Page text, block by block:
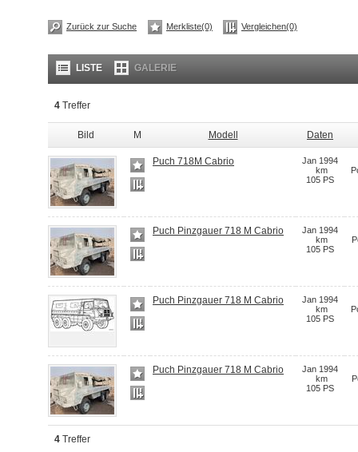
Merkliste(0) Vergleichen(0)
LISTE GALERIE
4 Treffer
Bild M Modell Daten
Puch 718M Cabrio
Jan 1994
km
105 PS
Puch Pinzgauer 718 M Cabrio
Jan 1994
km
105 PS
Puch Pinzgauer 718 M Cabrio
Jan 1994
km
105 PS
Puch Pinzgauer 718 M Cabrio
Jan 1994
km
105 PS
4 Treffer
Zurück zur Suche